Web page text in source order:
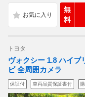
無
料
トヨタ
ヴォクシー 1.8 ハイブ
ビ 全周囲カメラ
保証付 車両品質保証書付